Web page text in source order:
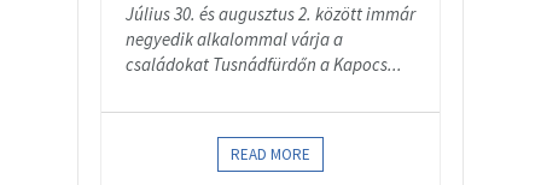
Július 30. és augusztus 2. között immár
negyedik alkalommal várja a
családokat Tusnádfürdőn a Kapocs...
READ MORE